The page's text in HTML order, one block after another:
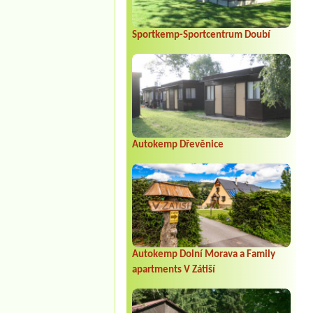
Sportkemp-Sportcentrum Doubí
Autokemp Dřevěnice
Autokemp Dolní Morava a Family
apartments V Zátiší